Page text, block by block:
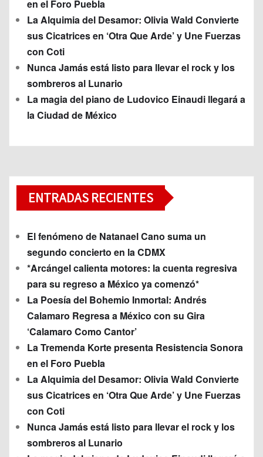
en el Foro Puebla
La Alquimia del Desamor: Olivia Wald Convierte
sus Cicatrices en ‘Otra Que Arde’ y Une Fuerzas
con Coti
Nunca Jamás está listo para llevar el rock y los
sombreros al Lunario
La magia del piano de Ludovico Einaudi llegará a
la Ciudad de México
ENTRADAS RECIENTES
El fenómeno de Natanael Cano suma un
segundo concierto en la CDMX
*Arcángel calienta motores: la cuenta regresiva
para su regreso a México ya comenzó*
La Poesía del Bohemio Inmortal: Andrés
Calamaro Regresa a México con su Gira
‘Calamaro Como Cantor’
La Tremenda Korte presenta Resistencia Sonora
en el Foro Puebla
La Alquimia del Desamor: Olivia Wald Convierte
sus Cicatrices en ‘Otra Que Arde’ y Une Fuerzas
con Coti
Nunca Jamás está listo para llevar el rock y los
sombreros al Lunario